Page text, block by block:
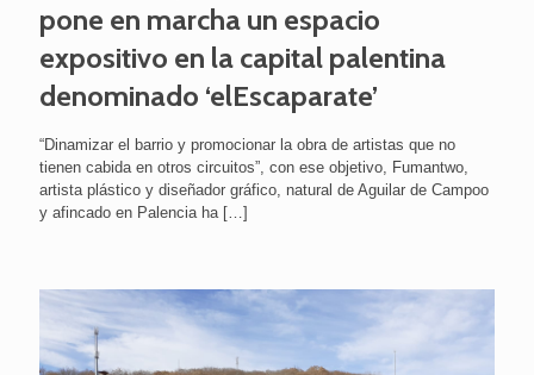
pone en marcha un espacio
expositivo en la capital palentina
denominado ‘elEscaparate’
“Dinamizar el barrio y promocionar la obra de artistas que no
tienen cabida en otros circuitos”, con ese objetivo, Fumantwo,
artista plástico y diseñador gráfico, natural de Aguilar de Campoo
y afincado en Palencia ha […]